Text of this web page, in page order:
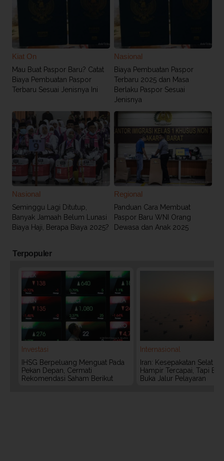
Kiat On
Mau Buat Paspor Baru? Catat
Biaya Pembuatan Paspor
Terbaru Sesuai Jenisnya Ini
Nasional
Biaya Pembuatan Paspor
Terbaru 2025 dan Masa
Berlaku Paspor Sesuai
Jenisnya
Nasional
Seminggu Lagi Ditutup,
Banyak Jamaah Belum Lunasi
Biaya Haji, Berapa Biaya 2025?
Regional
Panduan Cara Membuat
Paspor Baru WNI Orang
Dewasa dan Anak 2025
Terpopuler
Investasi
IHSG Berpeluang Menguat Pada
Pekan Depan, Cermati
Rekomendasi Saham Berikut
Internasional
Iran: Kesepakatan Selat
Hampir Tercapai, Tapi
Buka Jalur Pelayaran